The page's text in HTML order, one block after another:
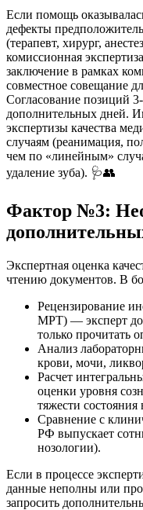
Если помощь
дефекты
(терапевт, хирург,
комиссионная
заключение в рамках
совместное совещание
Согласование позиций
дополнительных дней.
экспертизы качества
случаям (реанимация,
чем по «линейным»
удаление зуба). 🩺👥
Фактор №3:
Экспертная оценка
чтению документов. В
Рецензирование
МРТ) — эксперт
только прочитать
Анализ
крови, мочи,
Расчет
оценки уровня
тяжести
Сравнение с
РФ выпускает
нозологии).
Если в процессе
данные неполны или
запросить